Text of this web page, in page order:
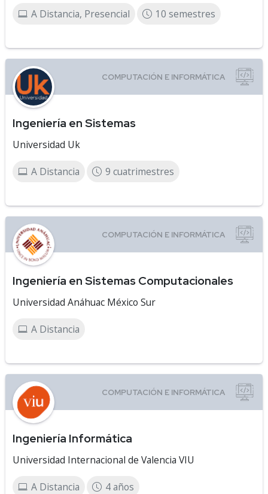
A Distancia, Presencial 10 semestres
Ingeniería en Sistemas
Universidad Uk
A Distancia 9 cuatrimestres
Ingeniería en Sistemas Computacionales
Universidad Anáhuac México Sur
A Distancia
Ingeniería Informática
Universidad Internacional de Valencia VIU
A Distancia 4 años